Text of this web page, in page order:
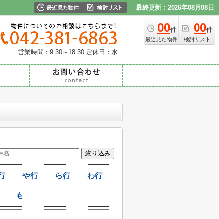
最終更新：2026年08月08日
00件
最近見た物件
00件
検討リスト
営業時間：9:30～18:30 定休日：水
や行 ら行 わ行
も